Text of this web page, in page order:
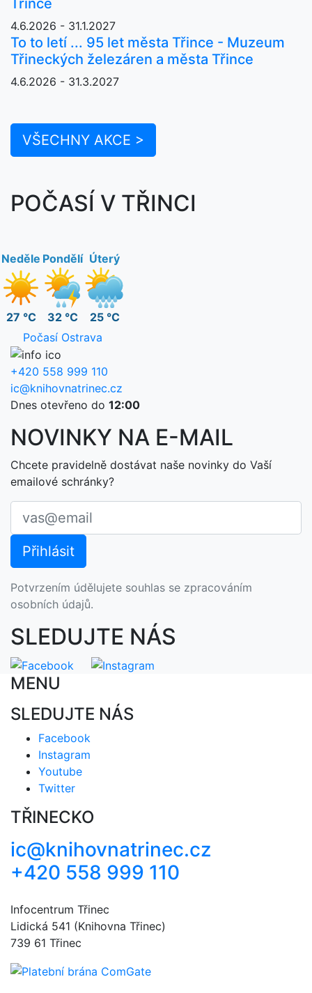
4.6.2026 - 31.1.2027
To to letí ... 95 let města Třince - Muzeum
Třineckých železáren a města Třince
4.6.2026 - 31.3.2027
VŠECHNY AKCE >
POČASÍ V TŘINCI
Neděle
27 °C
Pondělí
32 °C
Úterý
25 °C
Počasí Ostrava
+420 558 999 110
ic@knihovnatrinec.cz
Dnes otevřeno do 12:00
NOVINKY NA E-MAIL
Chcete pravidelně dostávat naše novinky do Vaší
emailové schránky?
Potvrzením údělujete souhlas se zpracováním
osobních údajů.
SLEDUJTE NÁS
MENU
SLEDUJTE NÁS
Facebook
Instagram
Youtube
Twitter
TŘINECKO
ic@knihovnatrinec.cz
+420 558 999 110
Infocentrum Třinec
Lidická 541 (Knihovna Třinec)
739 61 Třinec